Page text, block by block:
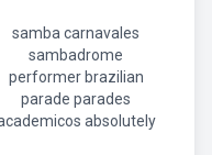
samba carnavales
sambadrome
performer brazilian
parade parades
absolutely